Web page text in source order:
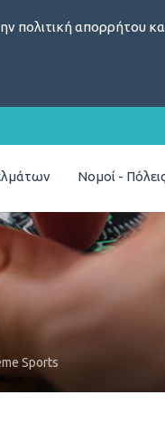
πολιτική απορρήτου
Νομοί - Πόλεις
Sports